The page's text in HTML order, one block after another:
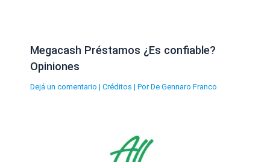
Megacash Préstamos ¿Es confiable?
Opiniones
Dejá un comentario | Créditos | Por De Gennaro Franco